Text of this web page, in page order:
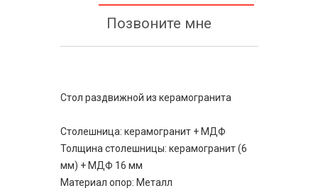
Позвоните мне
Стол раздвижной из керамогранита
Столешница: керамогранит + МДФ
Толщина столешницы: керамогранит (6
мм) + МДФ 16 мм
Материал опор: Металл